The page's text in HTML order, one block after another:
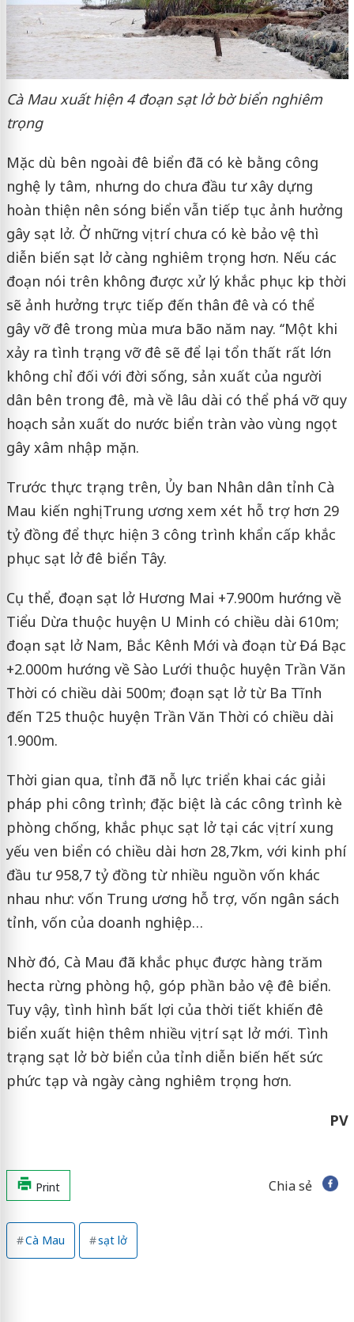
Cà Mau xuất hiện 4 đoạn sạt lở bờ biển nghiêm
trọng
Mặc dù bên ngoài đê biển đã có kè bằng công
nghệ ly tâm, nhưng do chưa đầu tư xây dựng
hoàn thiện nên sóng biển vẫn tiếp tục ảnh hưởng
gây sạt lở. Ở những vị trí chưa có kè bảo vệ thì
diễn biến sạt lở càng nghiêm trọng hơn. Nếu các
đoạn nói trên không được xử lý khắc phục kịp thời
sẽ ảnh hưởng trực tiếp đến thân đê và có thể
gây vỡ đê trong mùa mưa bão năm nay. ‘‘Một khi
xảy ra tình trạng vỡ đê sẽ để lại tổn thất rất lớn
không chỉ đối với đời sống, sản xuất của người
dân bên trong đê, mà về lâu dài có thể phá vỡ quy
hoạch sản xuất do nước biển tràn vào vùng ngọt
gây xâm nhập mặn.
Trước thực trạng trên, Ủy ban Nhân dân tỉnh Cà
Mau kiến nghị Trung ương xem xét hỗ trợ hơn 29
tỷ đồng để thực hiện 3 công trình khẩn cấp khắc
phục sạt lở đê biển Tây.
Cụ thể, đoạn sạt lở Hương Mai +7.900m hướng về
Tiểu Dừa thuộc huyện U Minh có chiều dài 610m;
đoạn sạt lở Nam, Bắc Kênh Mới và đoạn từ Đá Bạc
+2.000m hướng về Sào Lưới thuộc huyện Trần Văn
Thời có chiều dài 500m; đoạn sạt lở từ Ba Tĩnh
đến T25 thuộc huyện Trần Văn Thời có chiều dài
1.900m.
Thời gian qua, tỉnh đã nỗ lực triển khai các giải
pháp phi công trình; đặc biệt là các công trình kè
phòng chống, khắc phục sạt lở tại các vị trí xung
yếu ven biển có chiều dài hơn 28,7km, với kinh phí
đầu tư 958,7 tỷ đồng từ nhiều nguồn vốn khác
nhau như: vốn Trung ương hỗ trợ, vốn ngân sách
tỉnh, vốn của doanh nghiệp…
Nhờ đó, Cà Mau đã khắc phục được hàng trăm
hecta rừng phòng hộ, góp phần bảo vệ đê biển.
Tuy vậy, tình hình bất lợi của thời tiết khiến đê
biển xuất hiện thêm nhiều vị trí sạt lở mới. Tình
trạng sạt lở bờ biển của tỉnh diễn biến hết sức
phức tạp và ngày càng nghiêm trọng hơn.
PV
Print Chia sẻ
Cà Mau sạt lở